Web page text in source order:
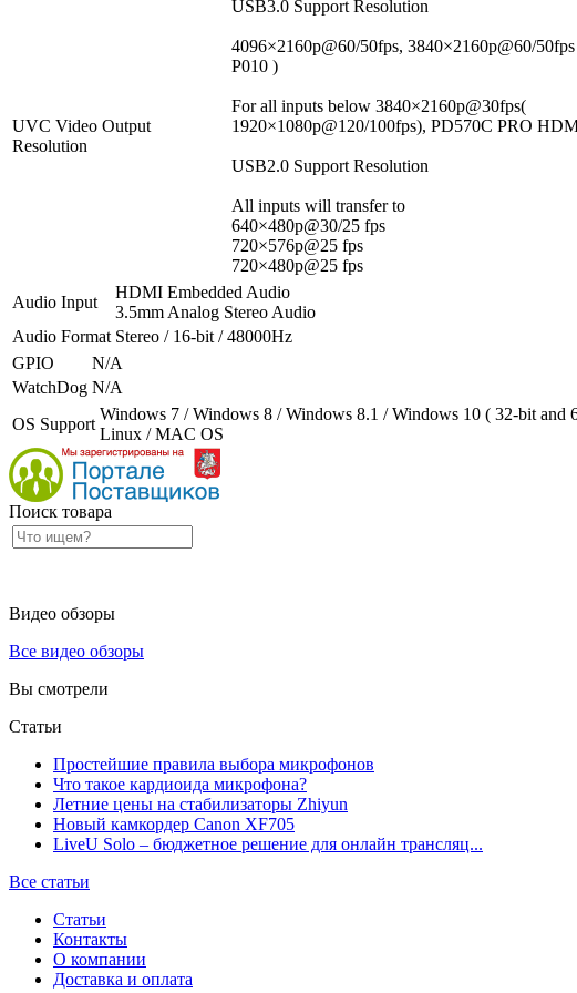
UVC Video Output
Resolution
USB3.0 Support Resolution
4096×2160p@60/50fps, 3840×2160p@60/
P010 )
For all inputs below 3840×2160p@30fps(
1920×1080p@120/100fps), PD570C PRO
USB2.0 Support Resolution
All inputs will transfer to
640×480p@30/25 fps
720×576p@25 fps
720×480p@25 fps
Audio Input
HDMI Embedded Audio
3.5mm Analog Stereo Audio
Audio Format Stereo / 16-bit / 48000Hz
GPIO
N/A
WatchDog N/A
OS Support
Windows 7 / Windows 8 / Windows 8.1 / Windows 10 ( 32-bit and
Linux / MAC OS
Поиск товара
Видео обзоры
Все видео обзоры
Вы смотрели
Статьи
Простейшие правила выбора микрофонов
Что такое кардиоида микрофона?
Летние цены на стабилизаторы Zhiyun
Новый камкордер Canon XF705
LiveU Solo – бюджетное решение для онлайн трансляц...
Все статьи
Статьи
Контакты
О компании
Доставка и оплата